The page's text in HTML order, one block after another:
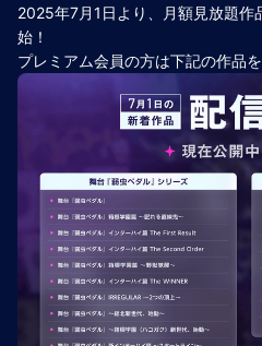
2025年7月1日より、月額見放題作
始！
プレミアム会員の方は下記の作品